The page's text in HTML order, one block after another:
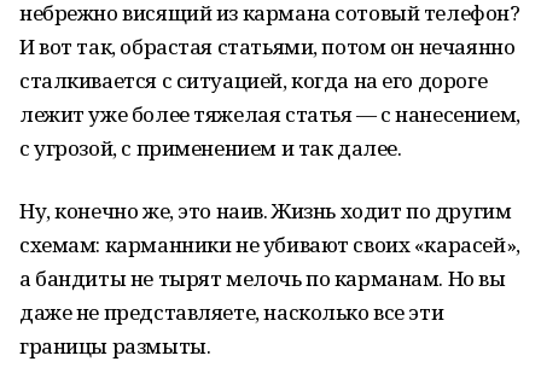
небрежно висящий из кармана сотовый телефон?
И вот так, обрастая статьями, потом он нечаянно
сталкивается с ситуацией, когда на его дороге
лежит уже более тяжелая статья — с нанесением,
с угрозой, с применением и так далее.
Ну, конечно же, это наив. Жизнь ходит по другим
схемам: карманники не убивают своих «карасей»,
а бандиты не тырят мелочь по карманам. Но вы
даже не представляете, насколько все эти
границы размыты.